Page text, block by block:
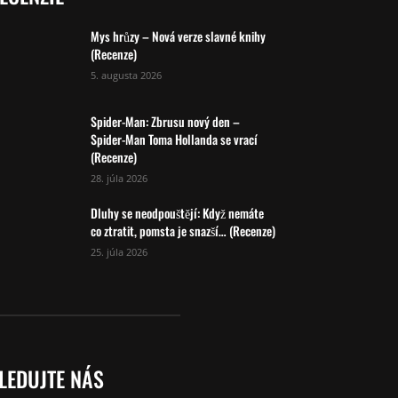
Mys hrůzy – Nová verze slavné knihy
(Recenze)
5. augusta 2026
Spider-Man: Zbrusu nový den –
Spider-Man Toma Hollanda se vrací
(Recenze)
28. júla 2026
Dluhy se neodpouštějí: Když nemáte
co ztratit, pomsta je snazší… (Recenze)
25. júla 2026
NÁS